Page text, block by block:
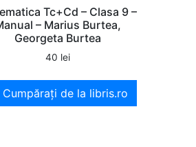
Tc+Cd – Clasa 9 –
– Marius Burtea,
Georgeta Burtea
40 lei
Cumpărați de la libris.ro